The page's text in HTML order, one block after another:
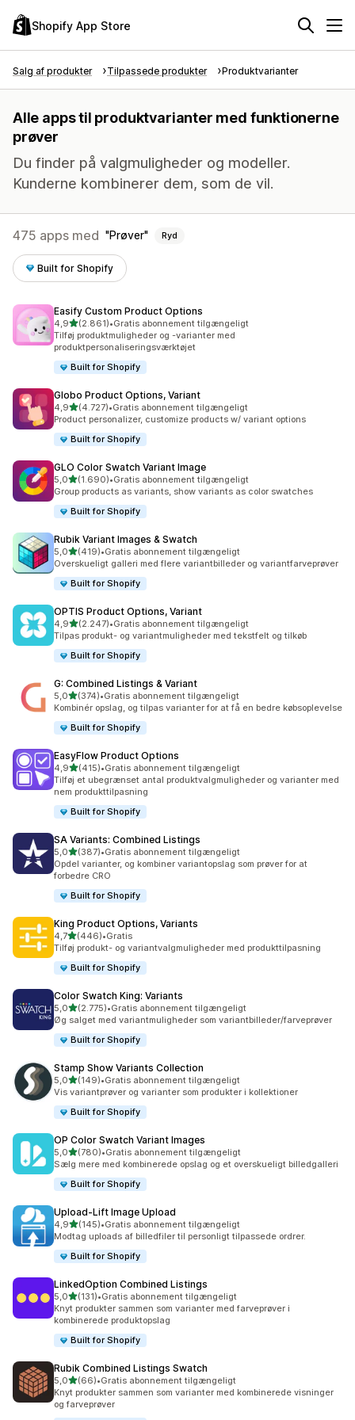
Shopify App Store
Salg af produkter Tilpassede produkter Produktvarianter
Alle apps til produktvarianter med funktionerne
prøver
Du finder på valgmuligheder og modeller.
Kunderne kombinerer dem, som de vil.
475 apps med Prøver Ryd
Built for Shopify
Easify Custom Product Options
4,9ud af 5 stjerner
(2.861)
2861 anmeldelser i alt
•Gratis abonnement tilgængeligt
Tilføj produktmuligheder og -varianter med
produktpersonaliseringsværktøjet
Built for Shopify
Globo Product Options, Variant
4,9ud af 5 stjerner
(4.727)
4727 anmeldelser i alt
•Gratis abonnement tilgængeligt
Product personalizer, customize products w/ variant options
Built for Shopify
GLO Color Swatch Variant Image
5,0ud af 5 stjerner
(1.690)
1690 anmeldelser i alt
•Gratis abonnement tilgængeligt
Group products as variants, show variants as color swatches
Built for Shopify
Rubik Variant Images & Swatch
5,0ud af 5 stjerner
(419)
419 anmeldelser i alt
•Gratis abonnement tilgængeligt
Overskueligt galleri med flere variantbilleder og variantfarveprøver
Built for Shopify
OPTIS Product Options, Variant
4,9ud af 5 stjerner
(2.247)
2247 anmeldelser i alt
•Gratis abonnement tilgængeligt
Tilpas produkt- og variantmuligheder med tekstfelt og tilkøb
Built for Shopify
G: Combined Listings & Variant
5,0ud af 5 stjerner
(374)
374 anmeldelser i alt
•Gratis abonnement tilgængeligt
Kombinér opslag, og tilpas varianter for at få en bedre købsoplevelse
Built for Shopify
EasyFlow Product Options
4,9ud af 5 stjerner
(415)
415 anmeldelser i alt
•Gratis abonnement tilgængeligt
Tilføj et ubegrænset antal produktvalgmuligheder og varianter med
nem produkttilpasning
Built for Shopify
SA Variants: Combined Listings
5,0ud af 5 stjerner
(387)
387 anmeldelser i alt
•Gratis abonnement tilgængeligt
Opdel varianter, og kombiner variantopslag som prøver for at
forbedre CRO
Built for Shopify
King Product Options, Variants
4,7ud af 5 stjerner
(446)
446 anmeldelser i alt
•Gratis
Tilføj produkt- og variantvalgmuligheder med produkttilpasning
Built for Shopify
Color Swatch King: Variants
5,0ud af 5 stjerner
(2.775)
2775 anmeldelser i alt
•Gratis abonnement tilgængeligt
Øg salget med variantmuligheder som variantbilleder/farveprøver
Built for Shopify
Stamp Show Variants Collection
5,0ud af 5 stjerner
(149)
149 anmeldelser i alt
•Gratis abonnement tilgængeligt
Vis variantprøver og varianter som produkter i kollektioner
Built for Shopify
OP Color Swatch Variant Images
5,0ud af 5 stjerner
(780)
780 anmeldelser i alt
•Gratis abonnement tilgængeligt
Sælg mere med kombinerede opslag og et overskueligt billedgalleri
Built for Shopify
Upload‑Lift Image Upload
4,9ud af 5 stjerner
(145)
145 anmeldelser i alt
•Gratis abonnement tilgængeligt
Modtag uploads af billedfiler til personligt tilpassede ordrer.
Built for Shopify
LinkedOption Combined Listings
5,0ud af 5 stjerner
(131)
131 anmeldelser i alt
•Gratis abonnement tilgængeligt
Knyt produkter sammen som varianter med farveprøver i
kombinerede produktopslag
Built for Shopify
Rubik Combined Listings Swatch
5,0ud af 5 stjerner
(66)
66 anmeldelser i alt
•Gratis abonnement tilgængeligt
Knyt produkter sammen som varianter med kombinerede visninger
og farveprøver